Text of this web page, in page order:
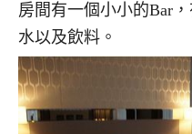
房間有一個小小的Bar
水以及飲料。